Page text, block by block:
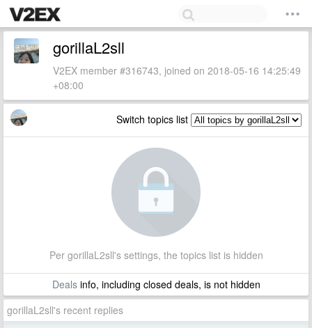
gorillaL2sll
V2EX member #316743, joined on 2018-05-16 14:25:49
+08:00
Switch topics list
Per gorillaL2sll's settings, the topics list is hidden
Dealsinfo, including closed deals, is not hidden
gorillaL2sll's recent replies